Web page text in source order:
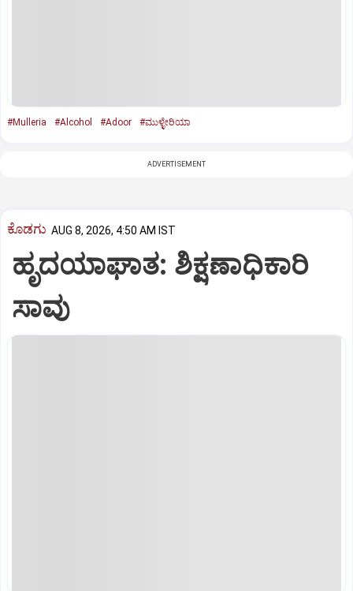
#Mulleria #Alcohol #Adoor #ಮುಳ್ಳೇರಿಯಾ
ADVERTISEMENT
ಕೊಡಗು AUG 8, 2026, 4:50 AM IST
ಹೃದಯಾಘಾತ: ಶಿಕ್ಷಣಾಧಿಕಾರಿ
ಸಾವು